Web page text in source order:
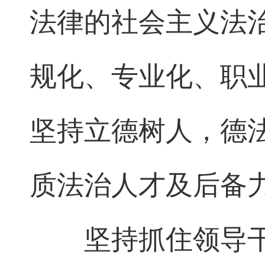
法律的社会主义法
规化、专业化、职
坚持立德树人，德
质法治人才及后备
坚持抓住领导